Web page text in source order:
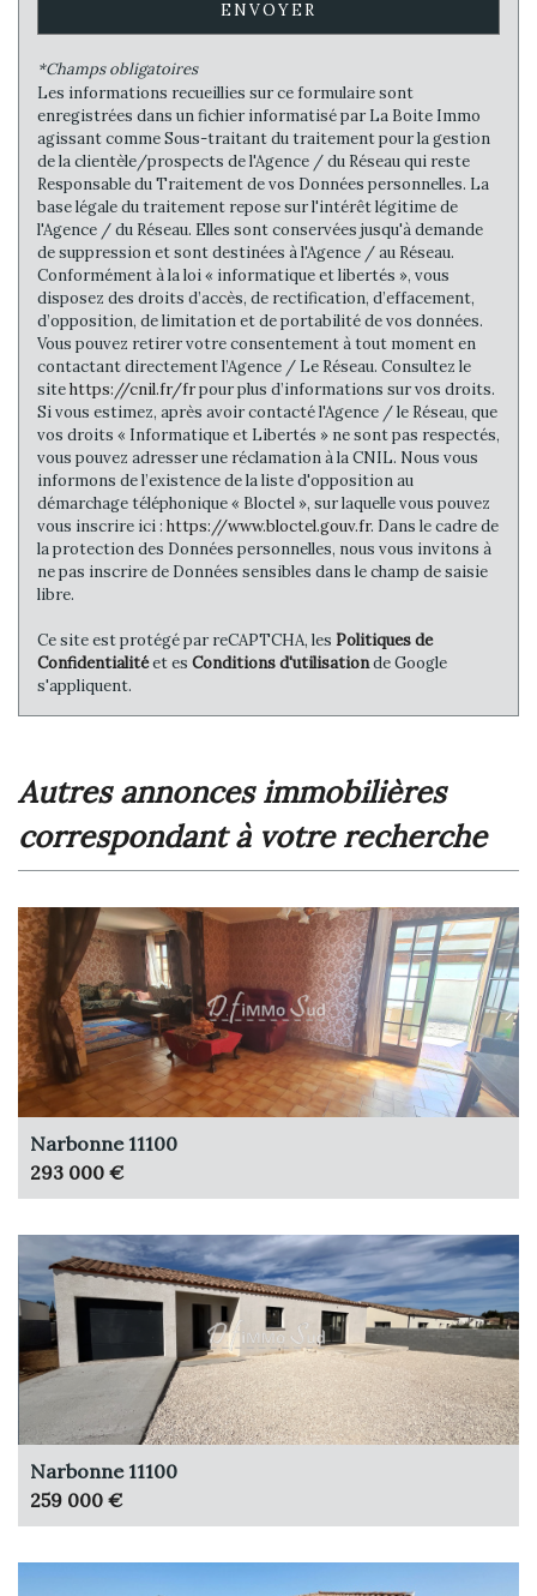
Habitants de plus de 55 ans
Familles sans enfant
Familles avec 1 ou 2 enfants
38,36 %
Maisons
91,35 %
Appartements
8,65 %
Familles avec 3 enfants
8,90 %
ENVOYER
*Champs obligatoires
Les informations recueillies sur ce formulaire sont
enregistrées dans un fichier informatisé par La Boite Immo
agissant comme Sous-traitant du traitement pour la gestion
de la clientèle/prospects de l'Agence / du Réseau qui reste
Responsable du Traitement de vos Données personnelles. La
base légale du traitement repose sur l'intérêt légitime de
l'Agence / du Réseau. Elles sont conservées jusqu'à demande
de suppression et sont destinées à l'Agence / au Réseau.
Conformément à la loi « informatique et libertés », vous
disposez des droits d’accès, de rectification, d’effacement,
d’opposition, de limitation et de portabilité de vos données.
Vous pouvez retirer votre consentement à tout moment en
contactant directement l’Agence / Le Réseau. Consultez le
sitehttps://cnil.fr/frpour plus d’informations sur vos droits.
Si vous estimez, après avoir contacté l'Agence / le Réseau, que
vos droits « Informatique et Libertés » ne sont pas respectés,
vous pouvez adresser une réclamation à la CNIL. Nous vous
informons de l’existence de la liste d'opposition au
démarchage téléphonique « Bloctel », sur laquelle vous pouvez
vous inscrire ici : https://www.bloctel.gouv.fr. Dans le cadre de
la protection des Données personnelles, nous vous invitons à
ne pas inscrire de Données sensibles dans le champ de saisie
libre.
Ce site est protégé par reCAPTCHA, les Politiques de
Confidentialitéet es Conditions d'utilisationde Google
s'appliquent.
autres annonces immobilières
correspondant à votre recherche
Narbonne 11100
293 000 €
Narbonne 11100
259 000 €